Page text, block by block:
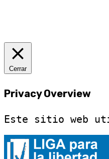
Cerrar
Privacy Overview
Este sitio web
Necesarias
Necesarias